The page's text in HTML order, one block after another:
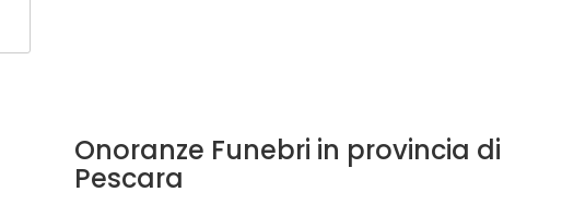
Onoranze Funebri in provincia di
Pescara